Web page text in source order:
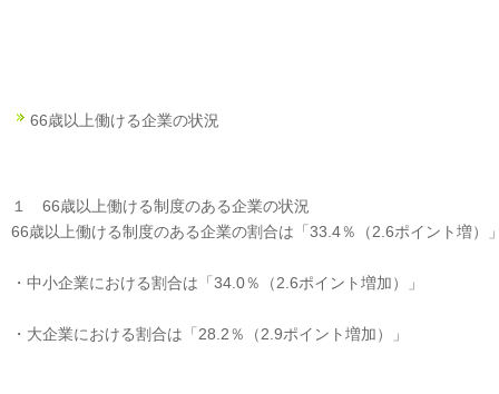
66歳以上働ける企業の状況
１ 66歳以上働ける制度のある企業の状況
66歳以上働ける制度のある企業の割合は「33.4％（2.6ポイント増）
・中小企業における割合は「34.0％（2.6ポイント増加）」
・大企業における割合は「28.2％（2.9ポイント増加）」